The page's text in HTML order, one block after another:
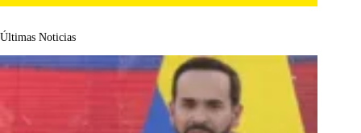
Últimas Noticias